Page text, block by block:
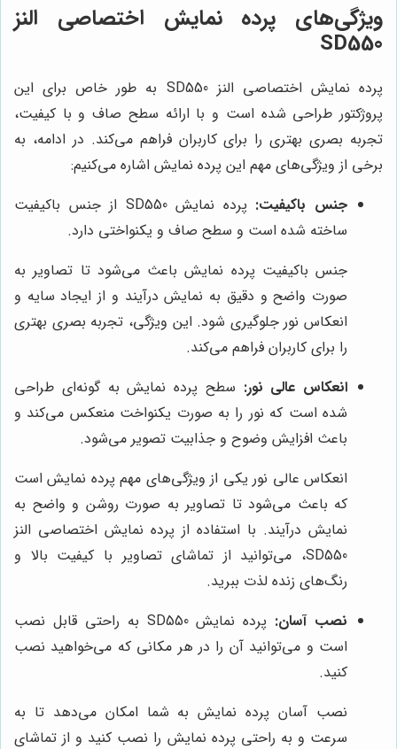
ویژگی‌های پرده نمایش اختصاصی النز
SD550
پرده نمایش اختصاصی النز SD550 به طور خاص برای این
پروژکتور طراحی شده است و با ارائه سطح صاف و با کیفیت،
تجربه بصری بهتری را برای کاربران فراهم می‌کند. در ادامه، به
برخی از ویژگی‌های مهم این پرده نمایش اشاره می‌کنیم:
جنس باکیفیت:
پرده نمایش SD550 از جنس باکیفیت
ساخته شده است و سطح صاف و یکنواختی دارد.
جنس باکیفیت پرده نمایش باعث می‌شود تا تصاویر به
صورت واضح و دقیق به نمایش درآیند و از ایجاد سایه و
انعکاس نور جلوگیری شود. این ویژگی، تجربه بصری بهتری
را برای کاربران فراهم می‌کند.
انعکاس عالی نور: سطح پرده نمایش به گونه‌ای طراحی
شده است که نور را به صورت یکنواخت منعکس می‌کند و
باعث افزایش وضوح و جذابیت تصویر می‌شود.
انعکاس عالی نور یکی از ویژگی‌های مهم پرده نمایش است
که باعث می‌شود تا تصاویر به صورت روشن و واضح به
نمایش درآیند. با استفاده از پرده نمایش اختصاصی النز
SD550، می‌توانید از تماشای تصاویر با کیفیت بالا و
رنگ‌های زنده لذت ببرید.
نصب آسان:
پرده نمایش SD550 به راحتی قابل نصب
است و می‌توانید آن را در هر مکانی که می‌خواهید نصب
کنید.
نصب آسان پرده نمایش به شما امکان می‌دهد تا به
سرعت و به راحتی پرده نمایش را نصب کنید و از تماشای